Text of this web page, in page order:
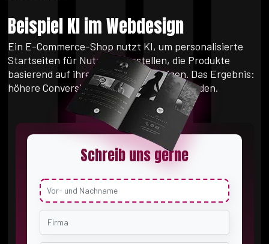
Beispiel KI im Webdesign
Ein E-Commerce-Shop nutzt KI, um personalisierte
Startseiten für Nutzer zu erstellen, die Produkte
basierend auf ihren Vorlieben anzeigen. Das Ergebnis:
höhere Conversions und zufriedenere Kunden.
Schreib uns gerne